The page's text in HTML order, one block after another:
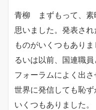
青柳 まずもって、素
思いました。発表さ
ものがいくつもあり
るいは以前、国連職
フォーラムによく出さ
世界に発信しても恥
いくつもありました。